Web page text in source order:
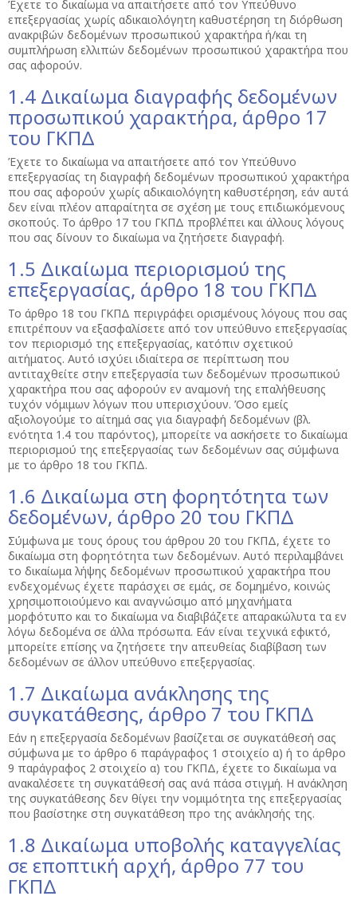
Έχετε το δικαίωμα να απαιτήσετε από τον Υπεύθυνο
επεξεργασίας χωρίς αδικαιολόγητη καθυστέρηση τη διόρθωση
ανακριβών δεδομένων προσωπικού χαρακτήρα ή/και τη
συμπλήρωση ελλιπών δεδομένων προσωπικού χαρακτήρα που
σας αφορούν.
1.4 Δικαίωμα διαγραφής δεδομένων
προσωπικού χαρακτήρα, άρθρο 17
του ΓΚΠΔ
Έχετε το δικαίωμα να απαιτήσετε από τον Υπεύθυνο
επεξεργασίας τη διαγραφή δεδομένων προσωπικού χαρακτήρα
που σας αφορούν χωρίς αδικαιολόγητη καθυστέρηση, εάν αυτά
δεν είναι πλέον απαραίτητα σε σχέση με τους επιδιωκόμενους
σκοπούς. Το άρθρο 17 του ΓΚΠΔ προβλέπει και άλλους λόγους
που σας δίνουν το δικαίωμα να ζητήσετε διαγραφή.
1.5 Δικαίωμα περιορισμού της
επεξεργασίας, άρθρο 18 του ΓΚΠΔ
Το άρθρο 18 του ΓΚΠΔ περιγράφει ορισμένους λόγους που σας
επιτρέπουν να εξασφαλίσετε από τον υπεύθυνο επεξεργασίας
τον περιορισμό της επεξεργασίας, κατόπιν σχετικού
αιτήματος. Αυτό ισχύει ιδιαίτερα σε περίπτωση που
αντιταχθείτε στην επεξεργασία των δεδομένων προσωπικού
χαρακτήρα που σας αφορούν εν αναμονή της επαλήθευσης
τυχόν νόμιμων λόγων που υπερισχύουν. Όσο εμείς
αξιολογούμε το αίτημά σας για διαγραφή δεδομένων (βλ.
ενότητα 1.4 του παρόντος), μπορείτε να ασκήσετε το δικαίωμα
περιορισμού της επεξεργασίας των δεδομένων σας σύμφωνα
με το άρθρο 18 του ΓΚΠΔ.
1.6 Δικαίωμα στη φορητότητα των
δεδομένων, άρθρο 20 του ΓΚΠΔ
Σύμφωνα με τους όρους του άρθρου 20 του ΓΚΠΔ, έχετε το
δικαίωμα στη φορητότητα των δεδομένων. Αυτό περιλαμβάνει
το δικαίωμα λήψης δεδομένων προσωπικού χαρακτήρα που
ενδεχομένως έχετε παράσχει σε εμάς, σε δομημένο, κοινώς
χρησιμοποιούμενο και αναγνώσιμο από μηχανήματα
μορφότυπο και το δικαίωμα να διαβιβάζετε απαρακώλυτα τα εν
λόγω δεδομένα σε άλλα πρόσωπα. Εάν είναι τεχνικά εφικτό,
μπορείτε επίσης να ζητήσετε την απευθείας διαβίβαση των
δεδομένων σε άλλον υπεύθυνο επεξεργασίας.
1.7 Δικαίωμα ανάκλησης της
συγκατάθεσης, άρθρο 7 του ΓΚΠΔ
Εάν η επεξεργασία δεδομένων βασίζεται σε συγκατάθεσή σας
σύμφωνα με το άρθρο 6 παράγραφος 1 στοιχείο α) ή το άρθρο
9 παράγραφος 2 στοιχείο α) του ΓΚΠΔ, έχετε το δικαίωμα να
ανακαλέσετε τη συγκατάθεσή σας ανά πάσα στιγμή. Η ανάκληση
της συγκατάθεσης δεν θίγει την νομιμότητα της επεξεργασίας
που βασίστηκε στη συγκατάθεση προ της ανάκλησής της.
1.8 Δικαίωμα υποβολής καταγγελίας
σε εποπτική αρχή, άρθρο 77 του
ΓΚΠΔ